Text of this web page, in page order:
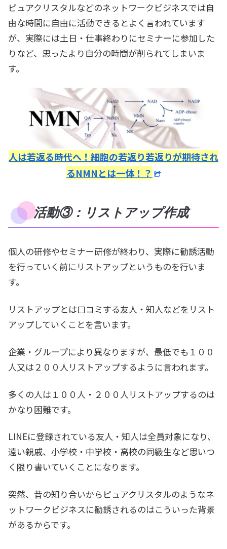
ピュアクリスタルなどのネットワークビジネスでは自
由な時間に自由に活動できるとよく言われています
が、実際には土日・仕事終わりにセミナーに参加した
りなど、思ったより自分の時間が削られてしまいま
す。
人は若返る時代へ！細胞の若返り若返りが期待され
るNMNとは一体！？
活動③：リストアップ作成
個人の研修やセミナー研修が終わり、実際に勧誘活動
を行っていく前にリストアップというものを行いま
す。
リストアップとは口コミする友人・知人などをリスト
アップしていくことを言います。
企業・グループにより異なりますが、最低でも１００
人又は２００人リストアップするように言われます。
多くの人は１００人・２００人リストアップするのは
かなり困難です。
LINEに登録されている友人・知人は全員対象になり、
遠い親戚、小学校・中学校・高校の同級生など思いつ
く限り書いていくことになります。
突然、昔の知り合いからピュアクリスタルのようなネ
ットワークビジネスに勧誘されるのはこういった背景
があるからです。